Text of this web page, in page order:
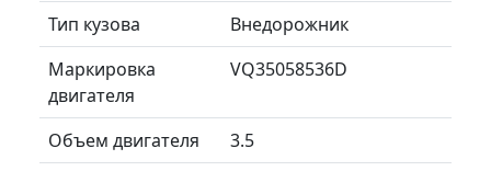
Тип кузова
Внедорожник
Маркировка
двигателя
VQ35058536D
Объем двигателя
3.5